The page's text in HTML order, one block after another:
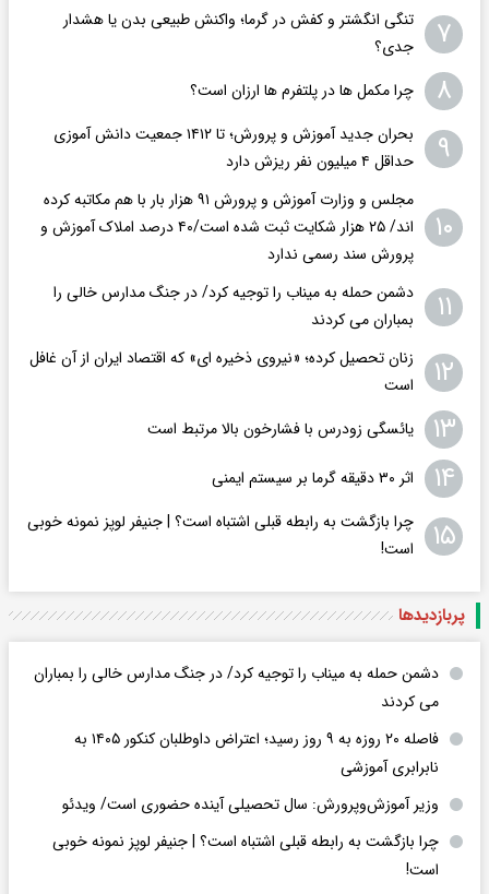
۷
تنگی انگشتر و کفش در گرما؛ واکنش طبیعی بدن یا هشدار
جدی؟
۸ چرا مکمل ها در پلتفرم ها ارزان است؟
۹
بحران جدید آموزش و پرورش؛ تا ۱۴۱۲ جمعیت دانش آموزی
حداقل ۴ میلیون نفر ریزش دارد
۱۰
مجلس و وزارت آموزش و پرورش ۹۱ هزار بار با هم مکاتبه کرده
اند/ ۲۵ هزار شکایت ثبت شده است/۴۰ درصد املاک آموزش و
پرورش سند رسمی ندارد
۱۱
دشمن حمله به میناب را توجیه کرد/ در جنگ مدارس خالی را
بمباران می کردند
۱۲
زنان تحصیل کرده؛ «نیروی ذخیره ای» که اقتصاد ایران از آن غافل
است
۱۳ یائسگی زودرس با فشارخون بالا مرتبط است
۱۴ اثر ۳۰ دقیقه گرما بر سیستم ایمنی
۱۵
چرا بازگشت به رابطه قبلی اشتباه است؟ | جنیفر لوپز نمونه خوبی
است!
پربازدید‌ها
دشمن حمله به میناب را توجیه کرد/ در جنگ مدارس خالی را بمباران
می کردند
فاصله ۲۰ روزه به ۹ روز رسید؛ اعتراض داوطلبان کنکور ۱۴۰۵ به
نابرابری آموزشی
وزیر آموزش‌وپرورش: سال تحصیلی آینده حضوری است/ ویدئو
چرا بازگشت به رابطه قبلی اشتباه است؟ | جنیفر لوپز نمونه خوبی
است!